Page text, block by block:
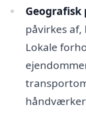
Geografisk
påvirkes af,
Lokale